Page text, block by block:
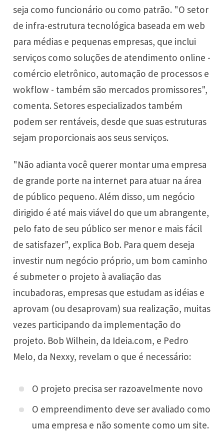
seja como funcionário ou como patrão. "O setor
de infra-estrutura tecnológica baseada em web
para médias e pequenas empresas, que inclui
serviços como soluções de atendimento online -
comércio eletrônico, automação de processos e
wokflow - também são mercados promissores",
comenta. Setores especializados também
podem ser rentáveis, desde que suas estruturas
sejam proporcionais aos seus serviços.
"Não adianta você querer montar uma empresa
de grande porte na internet para atuar na área
de público pequeno. Além disso, um negócio
dirigido é até mais viável do que um abrangente,
pelo fato de seu público ser menor e mais fácil
de satisfazer", explica Bob. Para quem deseja
investir num negócio próprio, um bom caminho
é submeter o projeto à avaliação das
incubadoras, empresas que estudam as idéias e
aprovam (ou desaprovam) sua realização, muitas
vezes participando da implementação do
projeto. Bob Wilhein, da Ideia.com, e Pedro
Melo, da Nexxy, revelam o que é necessário:
O projeto precisa ser razoavelmente novo
O empreendimento deve ser avaliado como
uma empresa e não somente como um site.